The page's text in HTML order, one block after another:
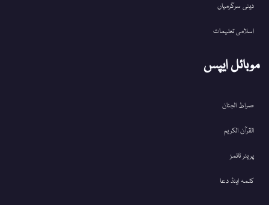
دینی سرگرمیاں
اسلامی تعلیمات
موبائل ایپس
صراط الجنان
القرآن الکریم
پریئر ٹائمز
کلمہ اینڈ دعا